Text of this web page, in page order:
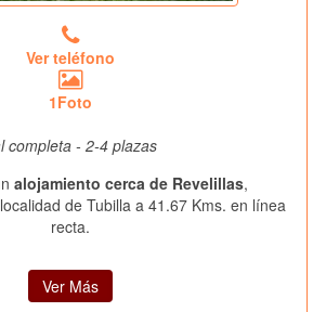
Ver teléfono
1Foto
completa - 2-4 plazas
alojamiento cerca de Revelillas,
de Tubilla a 41.67 Kms. en línea
recta.
Ver Más